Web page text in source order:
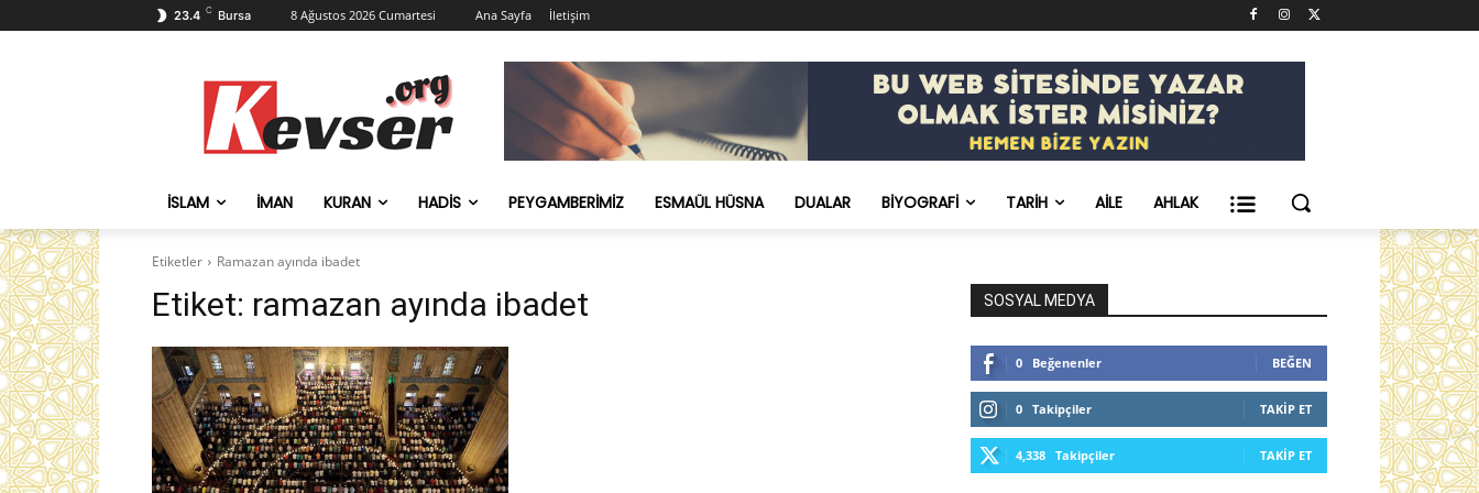
23.4 C Bursa 8 Ağustos 2026 Cumartesi Ana Sayfa İletişim
İSLAM İMAN KURAN HADIS PEYGAMBERIMIZ ESMAÜL HÜSNA DUALAR BIYOGRAFI TARIH AILE AHLAK
Etiketler Ramazan ayında ibadet
Etiket: ramazan ayında ibadet SOSYAL MEDYA
0 Beğenenler BEĞEN
0 Takipçiler TAKIP ET
4,338 Takipçiler TAKIP ET